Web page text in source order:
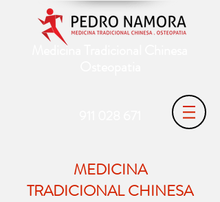
Medicina Tradicional Chinesa
MEDICINA
TRADICIONALCHINESA